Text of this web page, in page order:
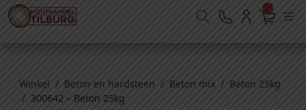
Winkel / Beton en hardsteen / Beton mix / Beton 25kg
/ 300642 – Beton 25kg